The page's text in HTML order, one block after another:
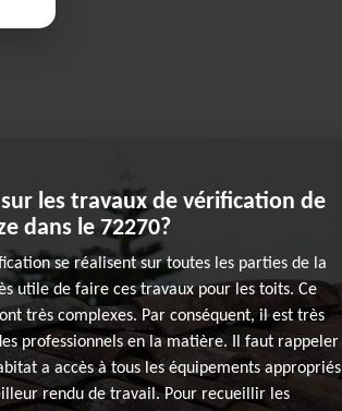
les travaux de vérification de
dans le 72270?
se réalisent sur toutes les parties de la
utile de faire ces travaux pour les toits. Ce
très complexes. Par conséquent, il est très
professionnels en la matière. Il faut rappeler
a accès à tous les équipements appropriés
rendu de travail. Pour recueillir les